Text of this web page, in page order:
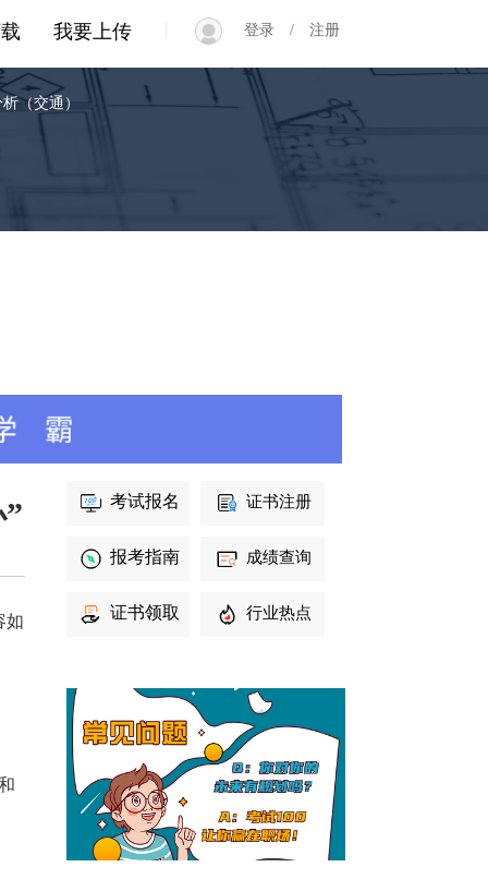
登录/ 注册
我要上传
（交通）
如
考试报名
报考指南
证书领取
证书注册
成绩查询
行业热点